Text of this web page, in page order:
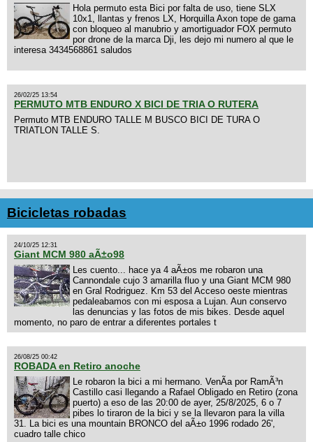
Hola permuto esta Bici por falta de uso, tiene SLX
10x1, llantas y frenos LX, Horquilla Axon tope de gama
con bloqueo al manubrio y amortiguador FOX permuto
por drone de la marca Dji, les dejo mi numero al que le
interesa 3434568861 saludos
26/02/25 13:54
PERMUTO MTB ENDURO X BICI DE TRIA O RUTERA
Permuto MTB ENDURO TALLE M BUSCO BICI DE TURA O
TRIATLON TALLE S.
Bicicletas robadas
24/10/25 12:31
Giant MCM 980 aÃ±o98
Les cuento... hace ya 4 aÃ±os me robaron una
Cannondale cujo 3 amarilla fluo y una Giant MCM 980
en Gral Rodriguez. Km 53 del Acceso oeste mientras
pedaleabamos con mi esposa a Lujan. Aun conservo
las denuncias y las fotos de mis bikes. Desde aquel
momento, no paro de entrar a diferentes portales t
26/08/25 00:42
ROBADA en Retiro anoche
Le robaron la bici a mi hermano. VenÃ­a por RamÃ³n
Castillo casi llegando a Rafael Obligado en Retiro (zona
puerto) a eso de las 20:00 de ayer, 25/8/2025, 6 o 7
pibes lo tiraron de la bici y se la llevaron para la villa
31. La bici es una mountain BRONCO del aÃ±o 1996 rodado 26',
cuadro talle chico